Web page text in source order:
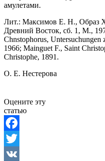
амулетами.
Лит.: Максимов E. Н., Образ
Древний Восток, сб. 1, М.,
Chnstophorus, Untersuchungen
1966; Mainguet F., Saint
Christophe, 1891.
O. E. Нестерова
Оцените эту
статью
Facebook
Twitter